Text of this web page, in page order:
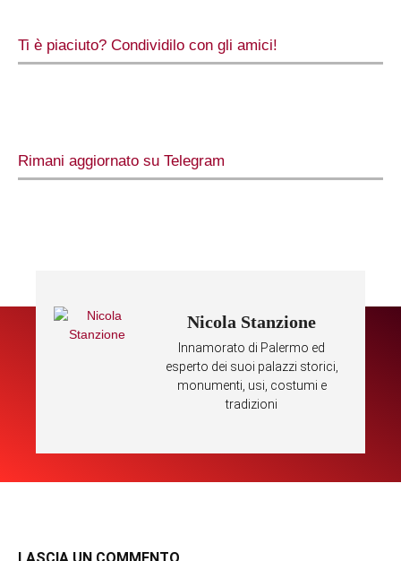
Ti è piaciuto? Condividilo con gli amici!
Rimani aggiornato su Telegram
Nicola Stanzione
Innamorato di Palermo ed
esperto dei suoi palazzi storici,
monumenti, usi, costumi e
tradizioni